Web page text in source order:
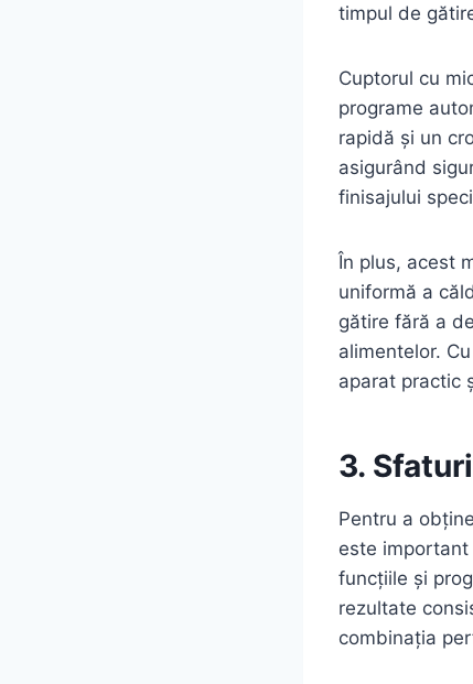
timpul de
Cuptorul cu
programe
rapidă și un
asigurând
finisajului
În plus, acest
uniformă a
gătire fără a
alimentelor.
aparat practic
3.
Pentru a
este
funcțiile și
rezultate
combinația